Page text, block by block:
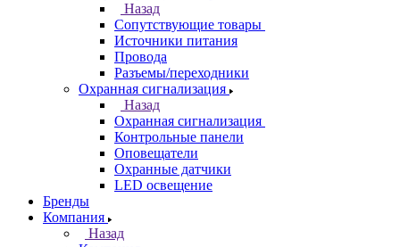
Назад
Сопутствующие товары
Источники питания
Провода
Разъемы/переходники
Охранная сигнализация
Назад
Охранная сигнализация
Контрольные панели
Оповещатели
Охранные датчики
LED освещение
Бренды
Компания
Назад